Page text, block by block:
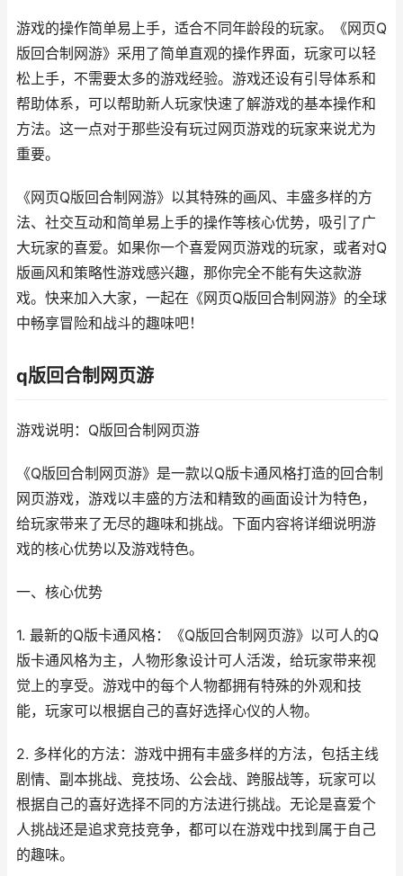
游戏的操作简单易上手，适合不同年龄段的玩家。《网页Q
版回合制网游》采用了简单直观的操作界面，玩家可以轻
松上手，不需要太多的游戏经验。游戏还设有引导体系和
帮助体系，可以帮助新人玩家快速了解游戏的基本操作和
方法。这一点对于那些没有玩过网页游戏的玩家来说尤为
重要。
《网页Q版回合制网游》以其特殊的画风、丰盛多样的方
法、社交互动和简单易上手的操作等核心优势，吸引了广
大玩家的喜爱。如果你一个喜爱网页游戏的玩家，或者对Q
版画风和策略性游戏感兴趣，那你完全不能有失这款游
戏。快来加入大家，一起在《网页Q版回合制网游》的全球
中畅享冒险和战斗的趣味吧！
q版回合制网页游
游戏说明：Q版回合制网页游
《Q版回合制网页游》是一款以Q版卡通风格打造的回合制
网页游戏，游戏以丰盛的方法和精致的画面设计为特色，
给玩家带来了无尽的趣味和挑战。下面内容将详细说明游
戏的核心优势以及游戏特色。
一、核心优势
1. 最新的Q版卡通风格：《Q版回合制网页游》以可人的Q
版卡通风格为主，人物形象设计可人活泼，给玩家带来视
觉上的享受。游戏中的每个人物都拥有特殊的外观和技
能，玩家可以根据自己的喜好选择心仪的人物。
2. 多样化的方法：游戏中拥有丰盛多样的方法，包括主线
剧情、副本挑战、竞技场、公会战、跨服战等，玩家可以
根据自己的喜好选择不同的方法进行挑战。无论是喜爱个
人挑战还是追求竞技竞争，都可以在游戏中找到属于自己
的趣味。